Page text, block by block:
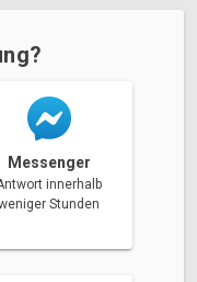
Messenger
innerhalb
Stunden